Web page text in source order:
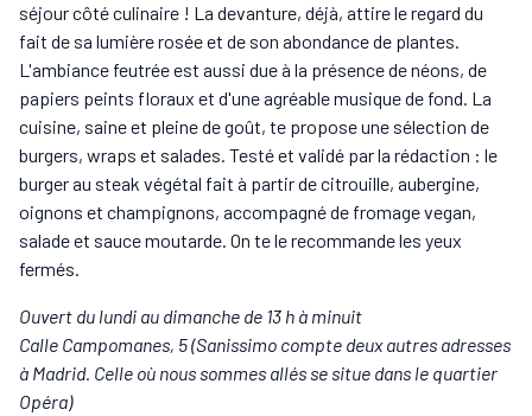
séjour côté culinaire ! La devanture, déjà, attire le regard du
fait de sa lumière rosée et de son abondance de plantes.
L'ambiance feutrée est aussi due à la présence de néons, de
papiers peints floraux et d'une agréable musique de fond. La
cuisine, saine et pleine de goût, te propose une sélection de
burgers, wraps et salades. Testé et validé par la rédaction : le
burger au steak végétal fait à partir de citrouille, aubergine,
oignons et champignons, accompagné de fromage vegan,
salade et sauce moutarde. On te le recommande les yeux
fermés.
Ouvert du lundi au dimanche de 13 h à minuit
Calle Campomanes, 5 (Sanissimo compte deux autres adresses
à Madrid. Celle où nous sommes allés se situe dans le quartier
Opéra)